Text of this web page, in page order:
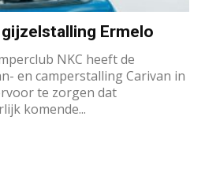
Ermelo
NKC heeft de
en camperstalling Carivan in
te zorgen dat
komende...